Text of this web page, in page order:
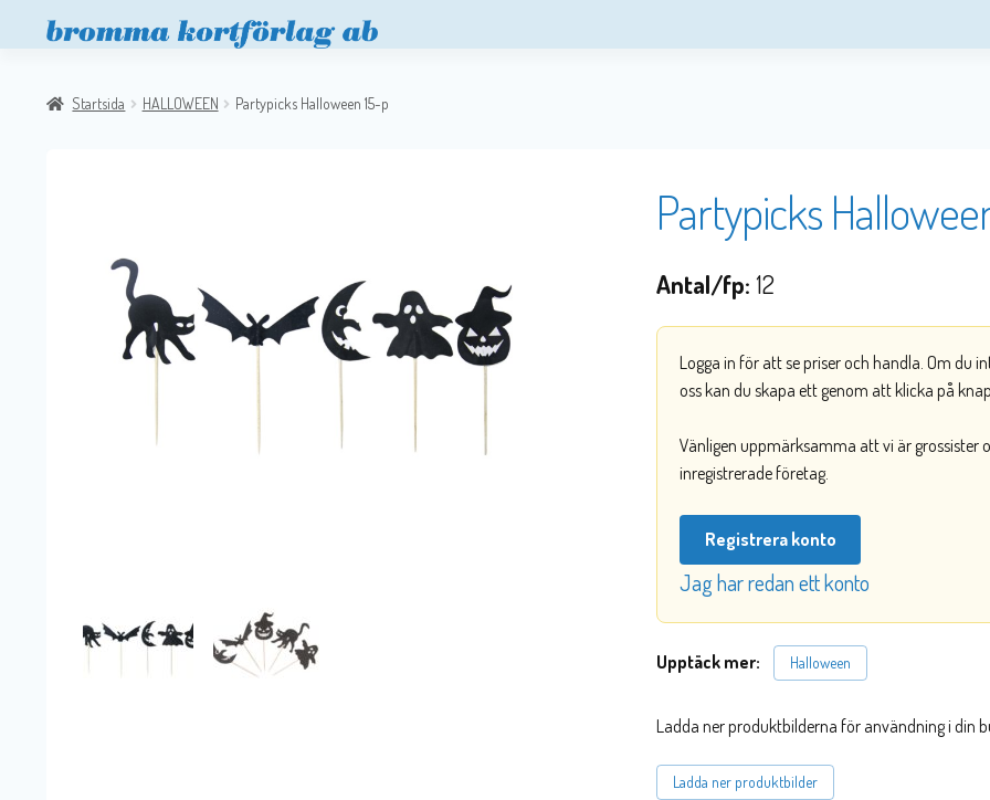
Startsida HALLOWEEN Partypicks Halloween 15-p
Partypicks
Antal/fp: 12
Logga in för att se priser och handla. Om du
oss kan du skapa ett genom att klicka på
Vänligen uppmärksamma att vi är grossister
inregistrerade företag.
Registrera konto
Jag har redan ett konto
Upptäck mer: Halloween
Ladda ner produktbilderna för användning i din
Ladda ner produktbilder